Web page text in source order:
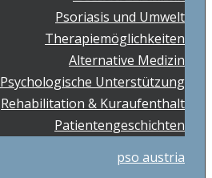
Psoriasis und Umwelt
Therapiemöglichkeiten
Alternative Medizin
Psychologische Unterstützung
Rehabilitation & Kuraufenthalt
Patientengeschichten
pso austria